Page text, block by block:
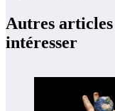
Autres
intéresser